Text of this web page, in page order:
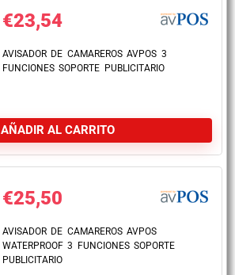
€23,54
AVISADOR DE CAMAREROS AVPOS 3
FUNCIONES SOPORTE PUBLICITARIO
AÑADIR AL CARRITO
€25,50
AVISADOR DE CAMAREROS AVPOS
WATERPROOF 3 FUNCIONES SOPORTE
PUBLICITARIO